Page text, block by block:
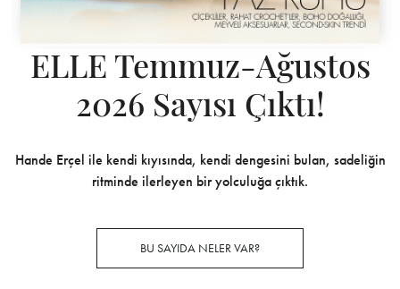
ELLE Temmuz-Ağustos
2026 Sayısı Çıktı!
Hande Erçel ile kendi kıyısında, kendi dengesini bulan, sadeliğin
ritminde ilerleyen bir yolculuğa çıktık.
BU SAYIDA NELER VAR?